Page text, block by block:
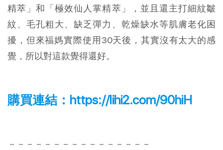
精萃」和「極效仙人掌精萃」，並且還主打細紋皺
紋、毛孔粗大、缺乏彈力、乾燥缺水等肌膚老化困
擾，但來福媽實際使用30天後，其實沒有太大的感
覺，所以對這款覺得還好。
購買連結： https://lihi2.com/90hiH
－－－－－－－－－－－－－－－－